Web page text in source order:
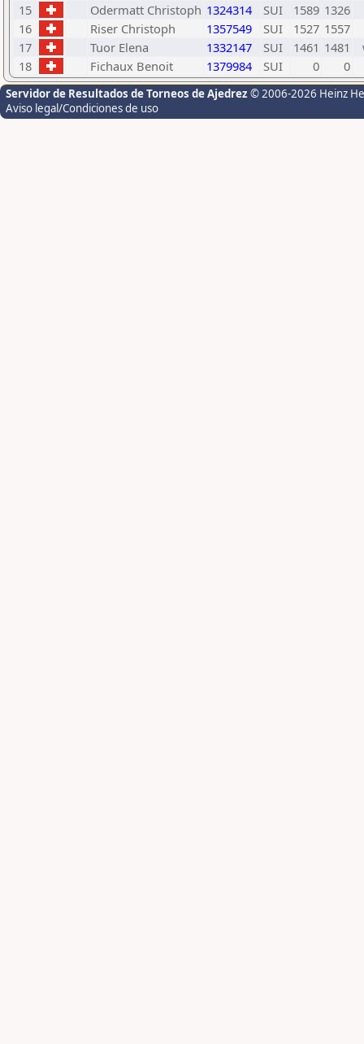
15
Odermatt Christoph 1324314 SUI 1589 1326
16
Riser Christoph 1357549 SUI 1527 1557
17
Tuor Elena 1332147 SUI 1461 1481
18
Fichaux Benoit 1379984 SUI 0 0
Servidor de Resultados de Torneos de Ajedrez © 2006-2026 Heinz
Aviso legal/Condiciones de uso